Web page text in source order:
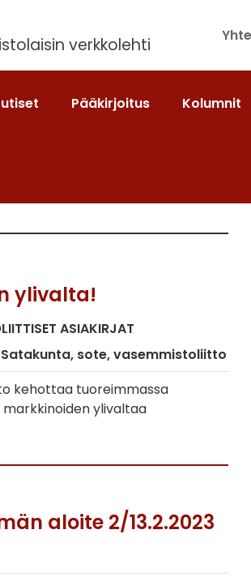
verkkolehti
Pääkirjoitus Kolumnit
ylivalta!
ASIAKIRJAT
Satakunta sote vasemmistoliitto
kehottaa tuoreimmassa
ylivaltaa
aloite 2/13.2.2023